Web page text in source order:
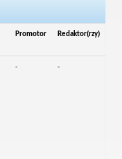
Promotor Redaktor(rzy)
- -